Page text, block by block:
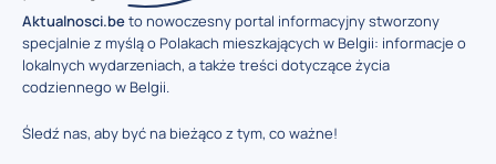
Aktualnosci.beto nowoczesny portal informacyjny stworzony
specjalnie z myślą o Polakach mieszkających w Belgii: informacje o
lokalnych wydarzeniach, a także treści dotyczące życia
codziennego w Belgii.
Śledź nas, aby być na bieżąco z tym, co ważne!